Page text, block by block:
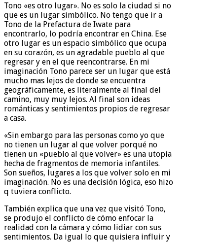
Tono «es otro lugar». No es solo la ciudad si no
que es un lugar simbólico. No tengo que ir a
Tono de la Prefactura de Iwate para
encontrarlo, lo podría encontrar en China. Ese
otro lugar es un espacio simbólico que ocupa
en su corazón, es un agradable pueblo al que
regresar y en el que reencontrarse. En mi
imaginación Tono parece ser un lugar que está
mucho mas lejos de donde se encuentra
geográficamente, es literalmente al final del
camino, muy muy lejos. Al final son ideas
románticas y sentimientos propios de regresar
a casa.
«Sin embargo para las personas como yo que
no tienen un lugar al que volver porqué no
tienen un «pueblo al que volver» es una utopia
hecha de fragmentos de memoria infantiles.
Son sueños, lugares a los que volver solo en mi
imaginación. No es una decisión lógica, eso hizo
q tuviera conflicto.
También explica que una vez que visitó Tono,
se produjo el conflicto de cómo enfocar la
realidad con la cámara y cómo lidiar con sus
sentimientos. Da igual lo que quisiera influir y